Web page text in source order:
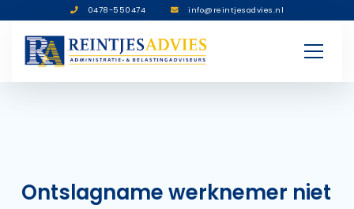
0478-550474 info@reintjesadvies.nl
Ontslagname werknemer niet